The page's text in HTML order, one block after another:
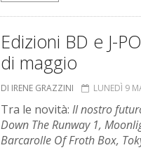
Edizioni BD e J-
di maggio
DI IRENE GRAZZINI LUNEDÌ 9
Tra le novità: Il nostro
Down The Runway 1,
Barcarolle Of Froth Box,